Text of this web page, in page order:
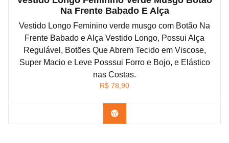
Na Frente Babado E Alça
Vestido Longo Feminino verde musgo com Botão Na
Frente Babado e Alça Vestido Longo, Possui Alça
Regulável, Botões Que Abrem Tecido em Viscose,
Super Macio e Leve Posssui Forro e Bojo, e Elástico
nas Costas.
R$ 78,90
Confira na Shopee